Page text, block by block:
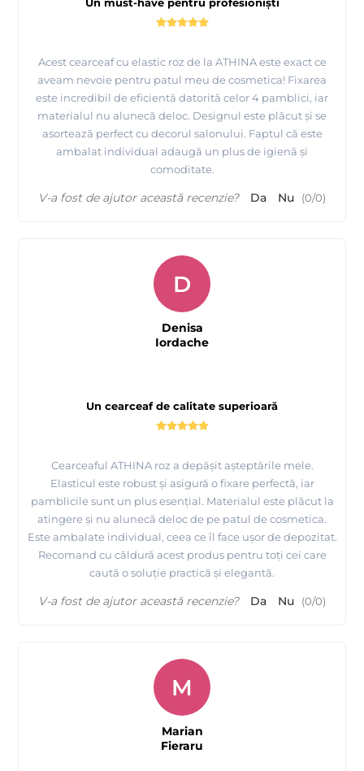
Acest cearceaf cu elastic roz de la ATHINA este exact ce
aveam nevoie pentru patul meu de cosmetica! Fixarea
este incredibil de eficientă datorită celor 4 pamblici, iar
materialul nu alunecă deloc. Designul este plăcut și se
asortează perfect cu decorul salonului. Faptul că este
ambalat individual adaugă un plus de igienă și
comoditate.
V-a fost de ajutor această recenzie? Da Nu (0/0)
Un cearceaf de calitate superioară
Cearceaful ATHINA roz a depășit așteptările mele.
Elasticul este robust și asigură o fixare perfectă, iar
pamblicile sunt un plus esențial. Materialul este plăcut la
atingere și nu alunecă deloc de pe patul de cosmetica.
Este ambalate individual, ceea ce îl face ușor de depozitat.
Recomand cu căldură acest produs pentru toți cei care
caută o soluție practică și elegantă.
D
Denisa
Iordache
V-a fost de ajutor această recenzie? Da Nu (0/0)
M
Marian
Fieraru